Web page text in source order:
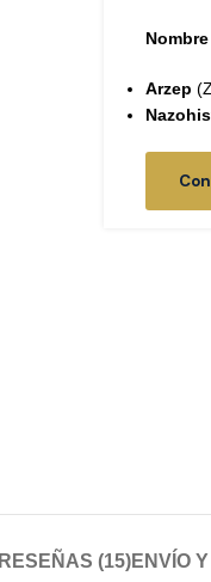
Arzep
RESEÑAS (15)ENVÍO